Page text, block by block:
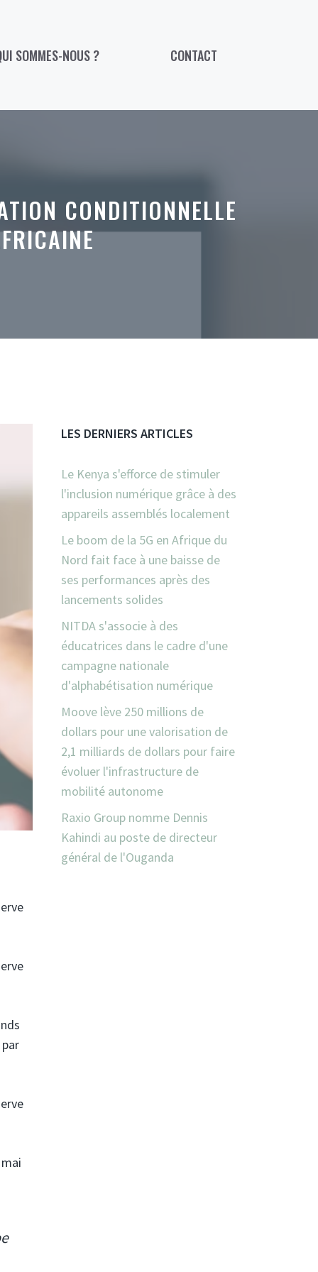
SOMMES-NOUS ? CONTACT
CONDITIONNELLE
LES DERNIERS ARTICLES
Le Kenya s'efforce de stimuler
l'inclusion numérique grâce à des
appareils assemblés localement
Le boom de la 5G en Afrique du
Nord fait face à une baisse de
ses performances après des
lancements solides
NITDA s'associe à des
éducatrices dans le cadre d'une
campagne nationale
d'alphabétisation numérique
Moove lève 250 millions de
dollars pour une valorisation de
2,1 milliards de dollars pour faire
évoluer l'infrastructure de
mobilité autonome
Raxio Group nomme Dennis
Kahindi au poste de directeur
général de l'Ouganda